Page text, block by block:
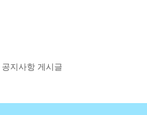
공지사항 게시글